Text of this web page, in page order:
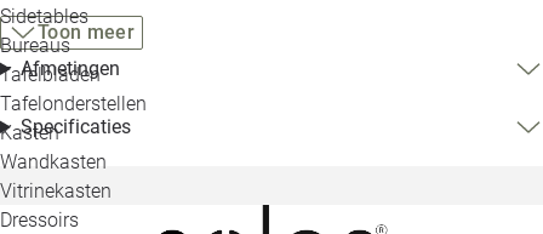
Sidetables
Bureaus
Tafelbladen
Tafelonderstellen
Kasten
Wandkasten
Vitrinekasten
Dressoirs
Toon meer
Afmetingen
Specificaties